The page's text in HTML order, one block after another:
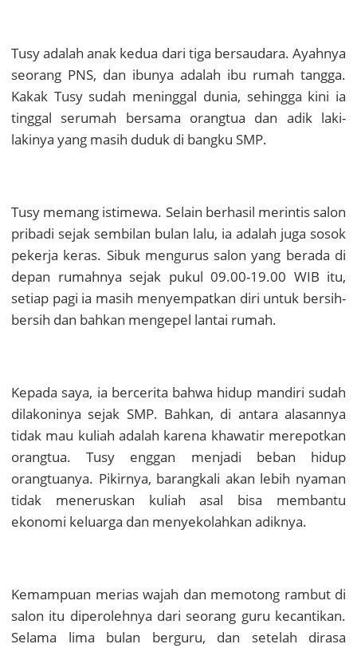
Tusy adalah anak kedua dari tiga bersaudara. Ayahnya
seorang PNS, dan ibunya adalah ibu rumah tangga.
Kakak Tusy sudah meninggal dunia, sehingga kini ia
tinggal serumah bersama orangtua dan adik laki-
lakinya yang masih duduk di bangku SMP.
Tusy memang istimewa. Selain berhasil merintis salon
pribadi sejak sembilan bulan lalu, ia adalah juga sosok
pekerja keras. Sibuk mengurus salon yang berada di
depan rumahnya sejak pukul 09.00-19.00 WIB itu,
setiap pagi ia masih menyempatkan diri untuk bersih-
bersih dan bahkan mengepel lantai rumah.
Kepada saya, ia bercerita bahwa hidup mandiri sudah
dilakoninya sejak SMP. Bahkan, di antara alasannya
tidak mau kuliah adalah karena khawatir merepotkan
orangtua. Tusy enggan menjadi beban hidup
orangtuanya. Pikirnya, barangkali akan lebih nyaman
tidak meneruskan kuliah asal bisa membantu
ekonomi keluarga dan menyekolahkan adiknya.
Kemampuan merias wajah dan memotong rambut di
salon itu diperolehnya dari seorang guru kecantikan.
Selama lima bulan berguru, dan setelah dirasa